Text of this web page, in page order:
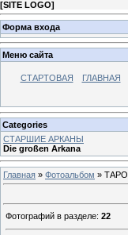
[SITE LOGO]
Форма входа
Меню сайта
СТАРТОВАЯ ГЛАВНАЯ
Categories
СТАРШИЕ АРКАНЫ
Die großen Arkana
Главная » Фотоальбом » ТАРО
Фотографий в разделе: 22